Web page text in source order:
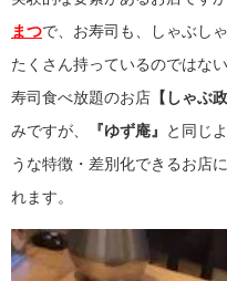
まつで、お寿司も、しゃぶし
たくさん持っているのではな
寿司食べ放題のお店 【しゃぶ
みですが、 『ゆず庵』 と同じ
うな特徴・差別化できるお店
れます。